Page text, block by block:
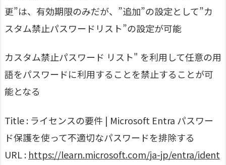
更”は、有効期限のみだが、”追加”の設定として”カ
スタム禁止パスワードリスト”の設定が可能
カスタム禁止パスワード リスト" を利用して任意の用
語をパスワードに利用することを禁止することが可
能となる
Title : ライセンスの要件 | Microsoft Entra パスワー
ド保護を使って不適切なパスワードを排除する
URL : https://learn.microsoft.com/ja-jp/entra/ident